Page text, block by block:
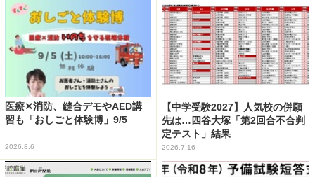
医療✕消防、縫合デモやAED講
習も「おしごと体験博」9/5
2026.8.6
【中学受験2027】人気校の併願
先は…四谷大塚「第2回合不合判
定テスト」結果
2026.7.16